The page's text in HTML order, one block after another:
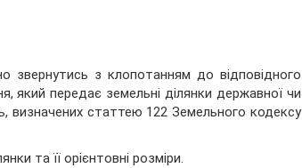
з клопотанням до відповідного
який передає земельні ділянки державної чи
визначених статтею 122 Земельного кодексу
та її орієнтовні розміри.